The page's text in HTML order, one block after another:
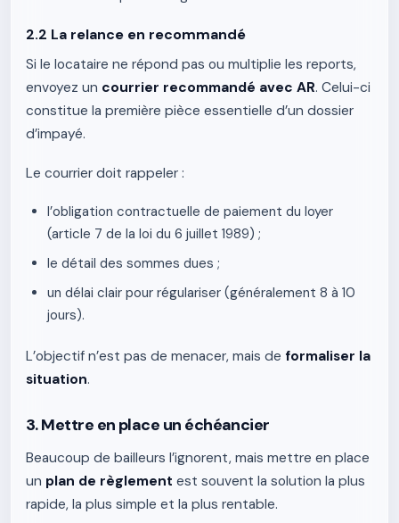
2.2 La relance en recommandé
Si le locataire ne répond pas ou multiplie les reports,
envoyez un courrier recommandé avec AR. Celui-ci
constitue la première pièce essentielle d’un dossier
d’impayé.
Le courrier doit rappeler :
l’obligation contractuelle de paiement du loyer
(article 7 de la loi du 6 juillet 1989) ;
le détail des sommes dues ;
un délai clair pour régulariser (généralement 8 à 10
jours).
L’objectif n’est pas de menacer, mais de formaliser la
situation.
3. Mettre en place un échéancier
Beaucoup de bailleurs l’ignorent, mais mettre en place
un plan de règlement est souvent la solution la plus
rapide, la plus simple et la plus rentable.